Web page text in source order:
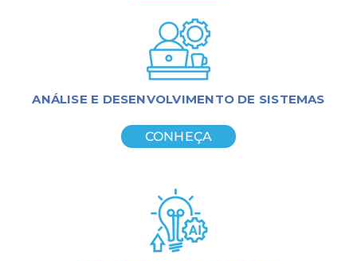
ANÁLISE E DESENVOLVIMENTO DE SISTEMAS
CONHEÇA